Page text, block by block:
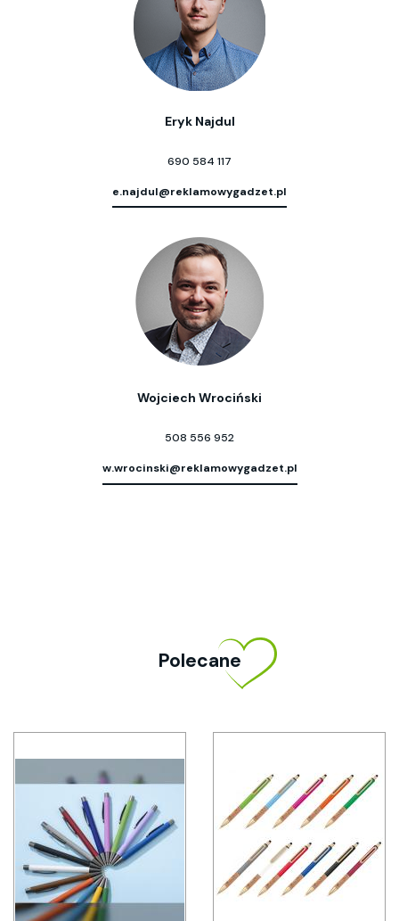
Eryk Najdul
690 584 117
e.najdul@reklamowygadzet.pl
Wojciech Wrociński
508 556 952
w.wrocinski@reklamowygadzet.pl
Polecane